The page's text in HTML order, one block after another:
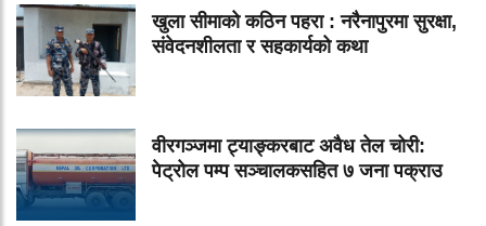
खुला सीमाको कठिन पहरा : नरैनापुरमा सुरक्षा,
संवेदनशीलता र सहकार्यको कथा
वीरगञ्जमा ट्याङ्करबाट अवैध तेल चोरी:
पेट्रोल पम्प सञ्चालकसहित ७ जना पक्राउ